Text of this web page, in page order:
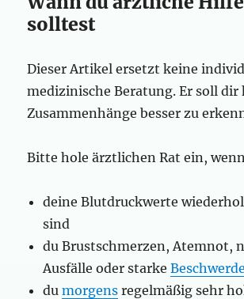
solltest
Dieser Artikel ersetzt keine
medizinische Beratung. Er soll dir
Zusammenhänge besser zu
Bitte hole ärztlichen Rat ein,
deine Blutdruckwerte
sind
du Brustschmerzen, Atemnot,
Ausfälle oder starke
dumorgens regelmäßig sehr